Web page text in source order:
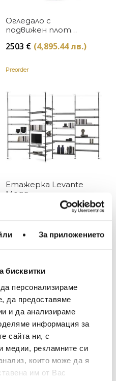
За приложението
бисквитки
персонализираме
да предоставяме
и да анализираме
информация за
сайта ни, с
медии, рекламните си
които може да я
им от Вас
за поръчка
Огледало с
подвижен плот
Mogg
2503 € (4,895.44 лв.)
Preorder
Етажерка Levante
Mogg
(28,517.96 лв.)
Preorder
Огледало Selfie
Round Mogg
1809€ (3,538.10 лв.)
МЕБЕЛИ ЗА ДОМА И
ЗА МАСАТА
ТЕКСТИЛ ЗА ДОМА
АРОМАТИ ЗА ДОМА
ИЗКУСТВО И КНИГИ
ВИСОК КЛАС
BACCARAT
TOM DIXON
MICHAEL ARAM
ASSOULINE
SELETTI